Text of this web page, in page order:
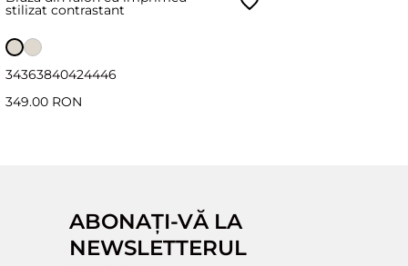
stilizat contrastant
34363840424446
349.00 RON
ABONAȚI-VĂ LA
NEWSLETTERUL